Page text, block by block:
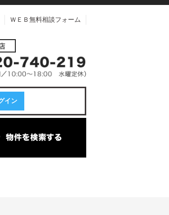
ＷＥＢ無料相談フォーム